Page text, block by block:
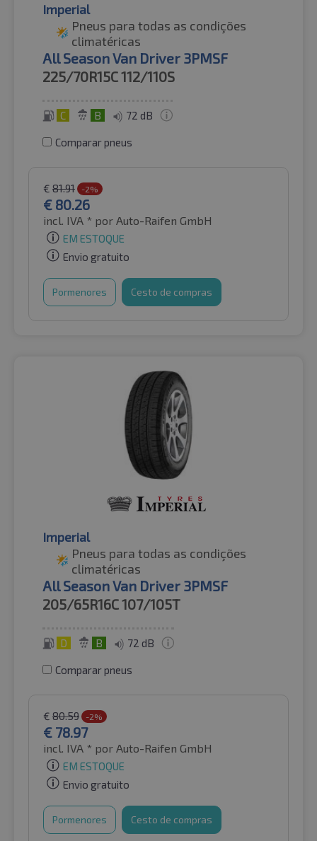
Imperial
Pneus para todas as condições
climatéricas
All Season Van Driver 3PMSF
225/70R15C112/110S
C B 72 dB
Comparar pneus
€ 81.91 -2%
€ 80.26
incl. IVA * por Auto-Raifen GmbH
EM ESTOQUE
Envio gratuito
Pormenores Cesto de compras
Imperial
Pneus para todas as condições
climatéricas
All Season Van Driver 3PMSF
205/65R16C107/105T
D B 72 dB
Comparar pneus
€ 80.59 -2%
€ 78.97
incl. IVA * por Auto-Raifen GmbH
EM ESTOQUE
Envio gratuito
Pormenores Cesto de compras